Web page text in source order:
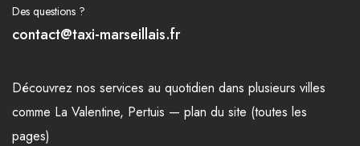
Des questions ?
contact@taxi-marseillais.fr
Découvrez nos services au quotidien dans plusieurs villes
comme La Valentine, Pertuis — plan du site (toutes les
pages)